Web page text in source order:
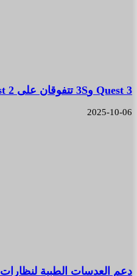
Quest 3 و3S تتفوقان على Quest 2 في استخدام SteamVR
2025-10-06
دعم العدسات الطبية لنظارات Meta Ray-Ban Display